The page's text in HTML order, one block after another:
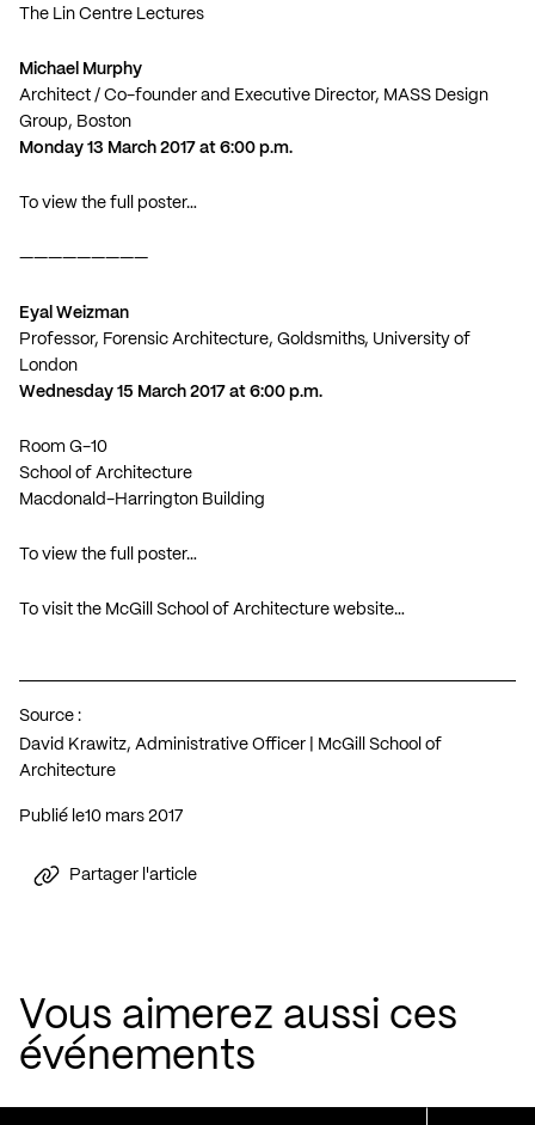
The Lin Centre Lectures
Michael Murphy
Architect / Co-founder and Executive Director, MASS Design
Group, Boston
Monday 13 March 2017 at 6:00 p.m.
To view the full poster…
—————————
Eyal Weizman
Professor, Forensic Architecture, Goldsmiths, University of
London
Wednesday 15 March 2017 at 6:00 p.m.
Room G-10
School of Architecture
Macdonald-Harrington Building
To view the full poster…
To visit the McGill School of Architecture website…
Source :
David Krawitz, Administrative Officer | McGill School of
Architecture
Publié le 10 mars 2017
Partager l'article
Vous aimerez aussi ces
événements